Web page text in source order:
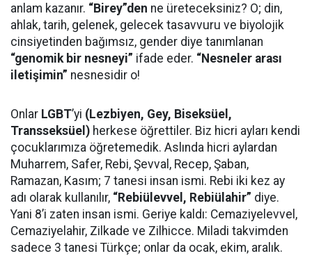
anlam kazanır. “Birey”den ne üreteceksiniz? O; din,
ahlak, tarih, gelenek, gelecek tasavvuru ve biyolojik
cinsiyetinden bağımsız, gender diye tanımlanan
“genomik bir nesneyi” ifade eder. “Nesneler arası
iletişimin” nesnesidir o!
Onlar LGBT’yi (Lezbiyen, Gey, Biseksüel,
Transseksüel) herkese öğrettiler. Biz hicri ayları kendi
çocuklarımıza öğretemedik. Aslında hicri aylardan
Muharrem, Safer, Rebi, Şevval, Recep, Şaban,
Ramazan, Kasım; 7 tanesi insan ismi. Rebi iki kez ay
adı olarak kullanılır, “Rebiülevvel, Rebiülahir” diye.
Yani 8’i zaten insan ismi. Geriye kaldı: Cemaziyelevvel,
Cemaziyelahir, Zilkade ve Zilhicce. Miladi takvimden
sadece 3 tanesi Türkçe; onlar da ocak, ekim, aralık.